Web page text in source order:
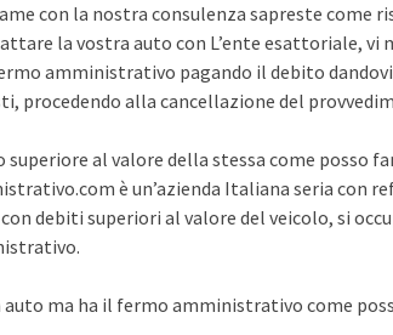
con la nostra consulenza sapreste come
la vostra auto con L’ente esattoriale,
amministrativo pagando il debito
procedendo alla cancellazione del
superiore al valore della stessa come posso
è un’azienda Italiana seria con
debiti superiori al valore del veicolo, si
ma ha il fermo amministrativo come